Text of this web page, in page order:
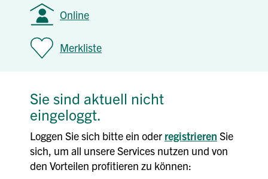
Online
Merkliste
Sie sind aktuell nicht
eingeloggt.
Loggen Sie sich bitte ein oder registrieren Sie
sich, um all unsere Services nutzen und von
den Vorteilen profitieren zu können: